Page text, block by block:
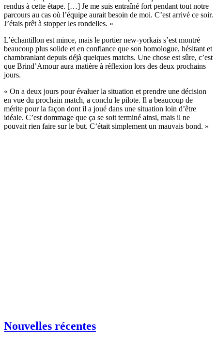
rendus à cette étape. […] Je me suis entraîné fort pendant tout notre
parcours au cas où l’équipe aurait besoin de moi. C’est arrivé ce soir.
J’étais prêt à stopper les rondelles. »
L’échantillon est mince, mais le portier new-yorkais s’est montré
beaucoup plus solide et en confiance que son homologue, hésitant et
chambranlant depuis déjà quelques matchs. Une chose est sûre, c’est
que Brind’Amour aura matière à réflexion lors des deux prochains
jours.
« On a deux jours pour évaluer la situation et prendre une décision
en vue du prochain match, a conclu le pilote. Il a beaucoup de
mérite pour la façon dont il a joué dans une situation loin d’être
idéale. C’est dommage que ça se soit terminé ainsi, mais il ne
pouvait rien faire sur le but. C’était simplement un mauvais bond. »
Nouvelles récentes